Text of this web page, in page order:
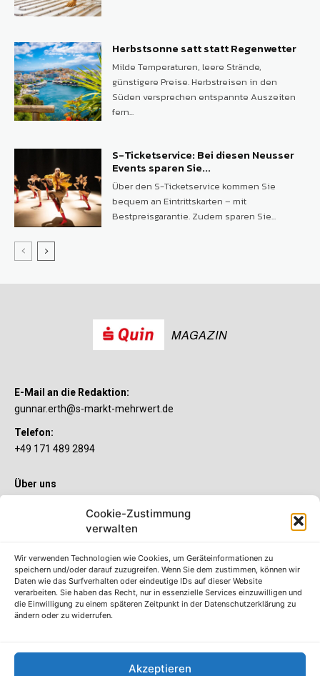
Cookie-Zustimmung
verwalten
Wir verwenden Technologien wie Cookies, um Geräteinformationen zu
speichern und/oder darauf zuzugreifen. Wenn Sie dem zustimmen, können wir
Daten wie das Surfverhalten oder eindeutige IDs auf dieser Website
verarbeiten. Sie haben das Recht, nur in essenzielle Services einzuwilligen und
die Einwilligung zu einem späteren Zeitpunkt in der Datenschutzerklärung zu
ändern oder zu widerrufen.
Akzeptieren
Herbstsonne satt statt Regenwetter
Milde Temperaturen, leere Strände,
günstigere Preise. Herbstreisen in den
Süden versprechen entspannte Auszeiten
fern...
S-Ticketservice: Bei diesen Neusser
Events sparen Sie...
Über den S-Ticketservice kommen Sie
bequem an Eintrittskarten – mit
Bestpreisgarantie. Zudem sparen Sie...
MAGAZIN
E-Mail an die Redaktion:
gunnar.erth@s-markt-mehrwert.de
Telefon:
+49 171 489 2894
Über uns
Sie wollen mehr als ein gewöhnliches Girokonto? Dann ist unser
S-Quin Konto genau das Richtige für Sie. Die beiden
etliche Inklusivleistungen. Im S-Quin Magazin erfahren Sie
immer, was es Neues gibt.
Die S-Quin Kontomodelle